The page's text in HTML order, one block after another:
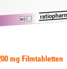
mg Filmtabletten